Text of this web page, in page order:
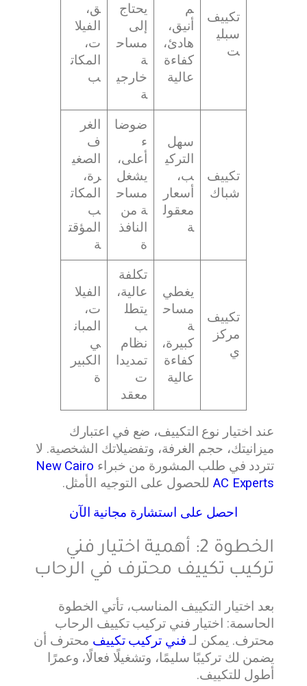
تكييف
سبلي
ت
م
أنيق،
هادئ،
كفاءة
عالية
يحتاج
إلى
مساح
ة
خارجي
ة
ق،
الفيلا
ت،
المكات
ب
تكييف
شباك
سهل
التركي
ب،
أسعار
معقول
ة
ضوضا
ء
أعلى،
يشغل
مساح
ة من
النافذ
ة
الغر
ف
الصغي
رة،
المكات
ب
المؤقت
ة
تكييف
مركز
ي
يغطي
مساح
ة
كبيرة،
كفاءة
عالية
تكلفة
عالية،
يتطل
ب
نظام
تمديدا
ت
معقد
الفيلا
ت،
المبان
ي
الكبير
ة
عند اختيار نوع التكييف، ضع في اعتبارك
ميزانيتك، حجم الغرفة، وتفضيلاتك الشخصية. لا
تتردد في طلب المشورة من خبراء New Cairo
AC Experts للحصول على التوجيه الأمثل.
احصل على استشارة مجانية الآن
الخطوة 2: أهمية اختيار فني
تركيب تكييف محترف في الرحاب
بعد اختيار التكييف المناسب، تأتي الخطوة
الحاسمة: اختيار فني تركيب تكييف الرحاب
محترف. يمكن لـفني تركيب تكييف محترف أن
يضمن لك تركيبًا سليمًا، وتشغيلًا فعالًا، وعمرًا
أطول للتكييف.